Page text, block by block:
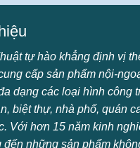
tự hào khẳng định vị
cấp sản phẩm nội-
dạng các loại hình công
biệt thự, nhà phố, quán
Với hơn 15 năm kinh
đến những sản phẩm